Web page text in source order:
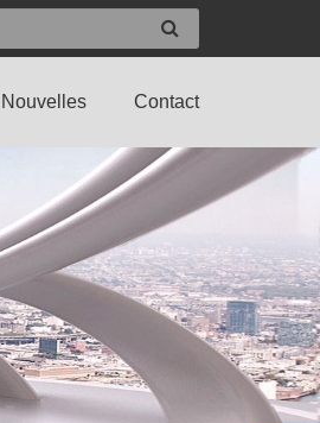
Nouvelles Contact